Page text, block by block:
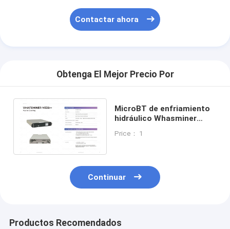
Contactar ahora
Obtenga El Mejor Precio Por
MicroBT de enfriamiento
hidráulico Whasminer
310t 328t
Price： 1
Continuar
Productos Recomendados